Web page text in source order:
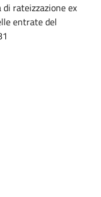
rateizzazione ex
entrate del